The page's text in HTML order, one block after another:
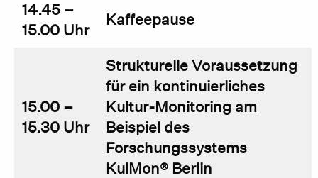
14.45 –
15.00 Uhr
Kaffeepause
15.00 –
15.30 Uhr
Strukturelle Voraussetzung
für ein kontinuierliches
Kultur-Monitoring am
Beispiel des
Forschungssystems
KulMon® Berlin